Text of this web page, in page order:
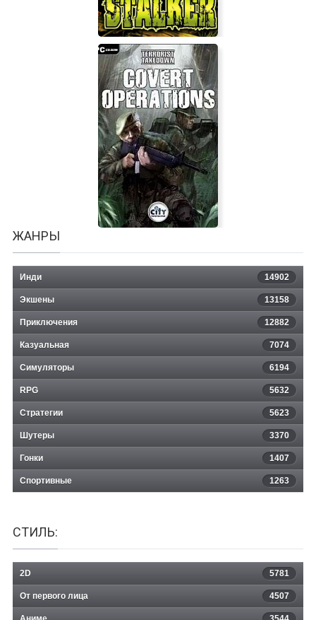
Dino Stalker
Terrorist Takedown: Covert
ЖАНРЫ
Инди 14902
Экшены 13158
Приключения 12882
Казуальная 7074
Симуляторы 6194
RPG 5632
Стратегии 5623
Шутеры 3370
Гонки 1407
Спортивные 1263
СТИЛЬ:
2D 5781
От первого лица 4507